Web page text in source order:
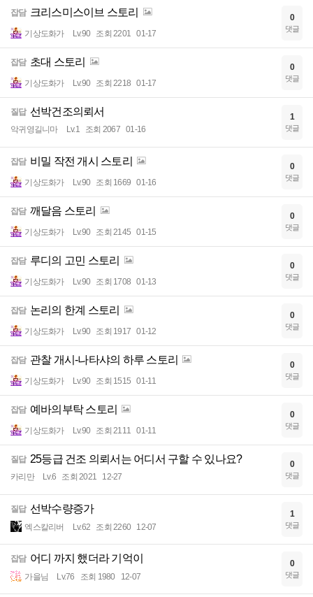
잡담 크리스미스이브 스토리
기상도화가 Lv.90 조회 2201 01-17
0
댓글
잡담 초대 스토리
기상도화가 Lv.90 조회 2218 01-17
0
댓글
질답 선박건조의뢰서
악귀영길니마 Lv.1 조회 2067 01-16
1
댓글
잡담 비밀 작전 개시 스토리
기상도화가 Lv.90 조회 1669 01-16
0
댓글
잡담 깨달음 스토리
기상도화가 Lv.90 조회 2145 01-15
0
댓글
잡담 루디의 고민 스토리
기상도화가 Lv.90 조회 1708 01-13
0
댓글
잡담 논리의 한계 스토리
기상도화가 Lv.90 조회 1917 01-12
0
댓글
잡담 관찰 개시-나타샤의 하루 스토리
기상도화가 Lv.90 조회 1515 01-11
0
댓글
잡담 예바의부탁 스토리
기상도화가 Lv.90 조회 2111 01-11
0
댓글
질답 25등급 건조 의뢰서는 어디서 구할 수 있나요?
카리만 Lv.6 조회 2021 12-27
0
댓글
질답 선박수량증가
엑스칼리버 Lv.62 조회 2260 12-07
1
댓글
잡담 어디 까지 했더라 기억이
가을님 Lv.76 조회 1980 12-07
0
댓글